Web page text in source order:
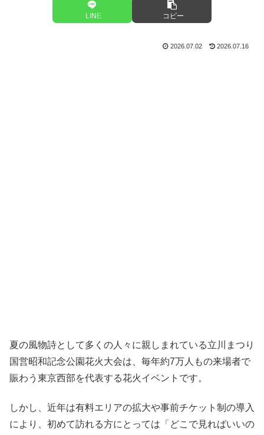
LINE コピー
2026.07.02 2026.07.16
夏の風物詩として多くの人々に親しまれている立川まつり
国営昭和記念公園花火大会は、毎年約7万人もの来場者で
賑わう東京西部を代表する花火イベントです。
しかし、近年は有料エリアの拡大や事前チケット制の導入
により、初めて訪れる方にとっては「どこで見ればいいの